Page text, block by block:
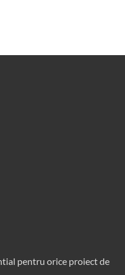
pentru orice proiect de